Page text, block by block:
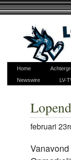
Home
Newswire
LV-
februari